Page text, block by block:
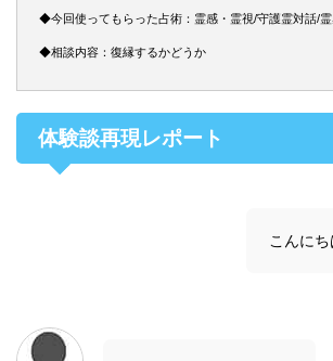
◆今回使ってもらった占術：霊感・霊視/守護霊対話/霊
◆相談内容：復縁するかどうか
体験談再現レポート
こんにち